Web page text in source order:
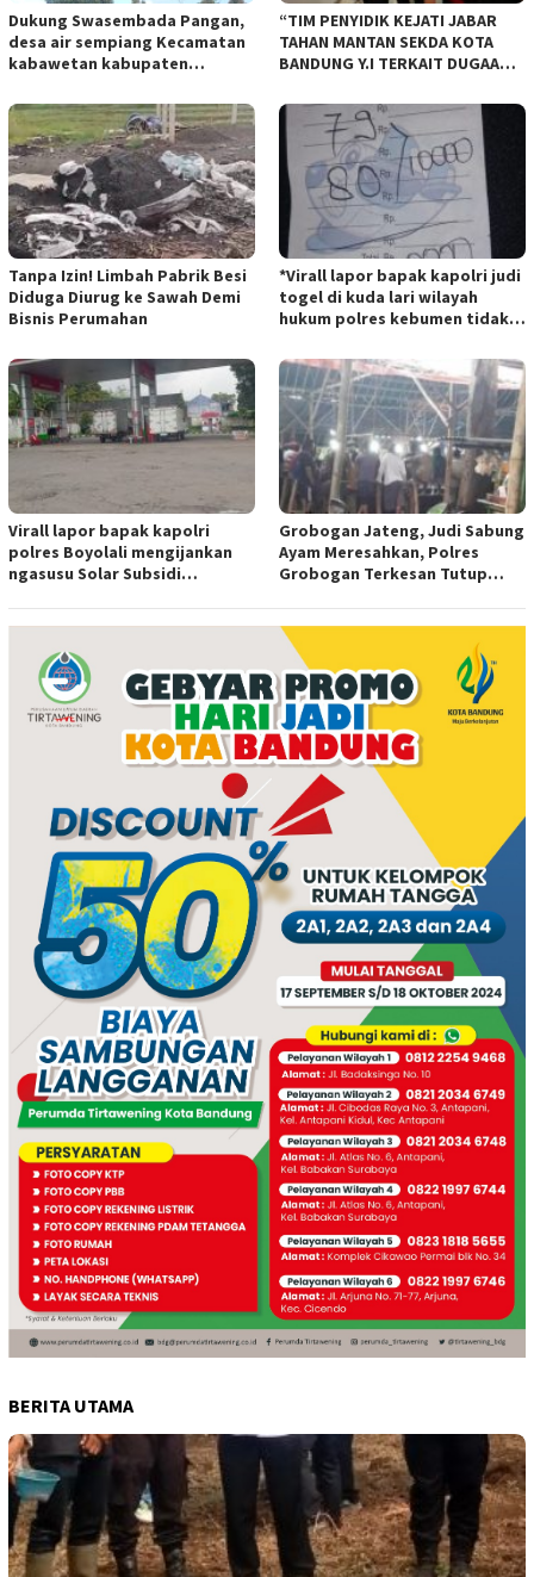
Dukung Swasembada Pangan,
desa air sempiang Kecamatan
kabawetan kabupaten
28 mei 2025
“TIM PENYIDIK KEJATI JABAR
TAHAN MANTAN SEKDA KOTA
BANDUNG Y.I TERKAIT DUGAAN
BANDUNG”.
Tanpa Izin! Limbah Pabrik Besi
Diduga Diurug ke Sawah Demi
Bisnis Perumahan
*Virall lapor bapak kapolri judi
togel di kuda lari wilayah
hukum polres kebumen tidak
Virall lapor bapak kapolri
polres Boyolali mengijankan
ngasusu Solar Subsidi
Grobogan Jateng, Judi Sabung
Ayam Meresahkan, Polres
Grobogan Terkesan Tutup
BERITA UTAMA